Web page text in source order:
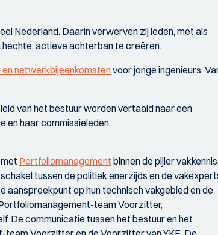
Nederland. Daarin verwerven zij leden, met als
hechte, actieve achterban te creëren.
netwerkbijeenkomstenvoor jonge ingenieurs.
van het bestuur worden vertaald naar een
en haar commissieleden.
Portfoliomanagement binnen de pijler vakkennis.
tussen de politiek enerzijds en de
aanspreekpunt op hun technisch vakgebied en de
team Voorzitter,
De communicatie tussen het bestuur en het